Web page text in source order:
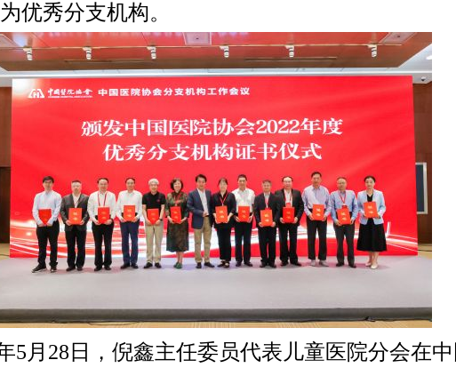
优秀分支机构。
5 月 28 日，倪鑫主任委员代表儿童医院分会在